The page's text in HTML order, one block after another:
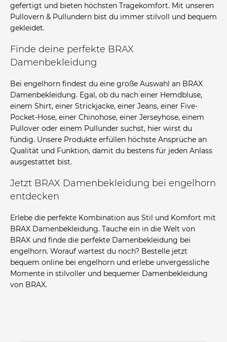
gefertigt und bieten höchsten Tragekomfort. Mit unseren
Pullovern & Pullundern bist du immer stilvoll und bequem
gekleidet.
Finde deine perfekte BRAX
Damenbekleidung
Bei engelhorn findest du eine große Auswahl an BRAX
Damenbekleidung. Egal, ob du nach einer Hemdbluse,
einem Shirt, einer Strickjacke, einer Jeans, einer Five-
Pocket-Hose, einer Chinohose, einer Jerseyhose, einem
Pullover oder einem Pullunder suchst, hier wirst du
fündig. Unsere Produkte erfüllen höchste Ansprüche an
Qualität und Funktion, damit du bestens für jeden Anlass
ausgestattet bist.
Jetzt BRAX Damenbekleidung bei engelhorn
entdecken
Erlebe die perfekte Kombination aus Stil und Komfort mit
BRAX Damenbekleidung. Tauche ein in die Welt von
BRAX und finde die perfekte Damenbekleidung bei
engelhorn. Worauf wartest du noch? Bestelle jetzt
bequem online bei engelhorn und erlebe unvergessliche
Momente in stilvoller und bequemer Damenbekleidung
von BRAX.